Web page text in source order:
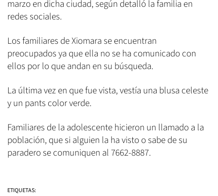
marzo en dicha ciudad, según detalló la familia en
redes sociales.
Los familiares de Xiomara se encuentran
preocupados ya que ella no se ha comunicado con
ellos por lo que andan en su búsqueda.
La última vez en que fue vista, vestía una blusa celeste
y un pants color verde.
Familiares de la adolescente hicieron un llamado a la
población, que si alguien la ha visto o sabe de su
paradero se comuniquen al 7662-8887.
ETIQUETAS: